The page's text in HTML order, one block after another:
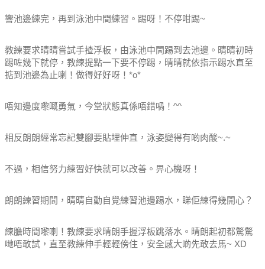
響池邊練完，再到泳池中間練習。踢呀！不停咁踢~
教練要求晴晴嘗試手揸浮板，由泳池中間踢到去池邊。晴晴初時
踢咗幾下就停，教練提點一下要不停踢，晴晴就依指示踢水直至
掂到池邊為止喇！做得好好呀！*o*
唔知邊度嚟嘅勇氣，今堂狀態真係唔錯喎！^^
相反朗朗經常忘記雙腳要貼埋伸直，泳姿變得有啲肉酸~.~
不過，相信努力練習好快就可以改善。畀心機呀！
朗朗練習期間，晴晴自動自覺練習池邊踢水，睇佢練得幾開心？
練膽時間嚟喇！教練要求晴朗手握浮板跳落水。晴朗起初都驚驚
哋唔敢試，直至教練伸手輕輕傍住，安全感大啲先敢去馬~ XD